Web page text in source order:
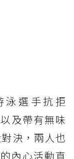
泳選手抗拒
及帶有無味
決，兩人也
內心活動直